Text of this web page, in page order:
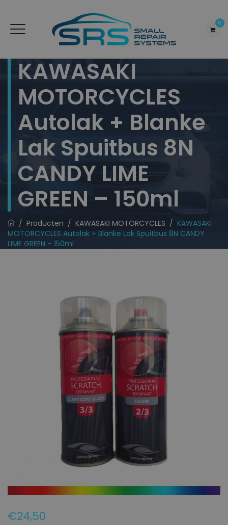
0
KAWASAKI
MOTORCYCLES
Autolak + Blanke
Lak Spuitbus 8N
CANDY LIME
GREEN – 150ml
/ Producten / KAWASAKI MOTORCYCLES / KAWASAKI
MOTORCYCLES Autolak + Blanke Lak Spuitbus 8N CANDY
LIME GREEN – 150ml
€24,50